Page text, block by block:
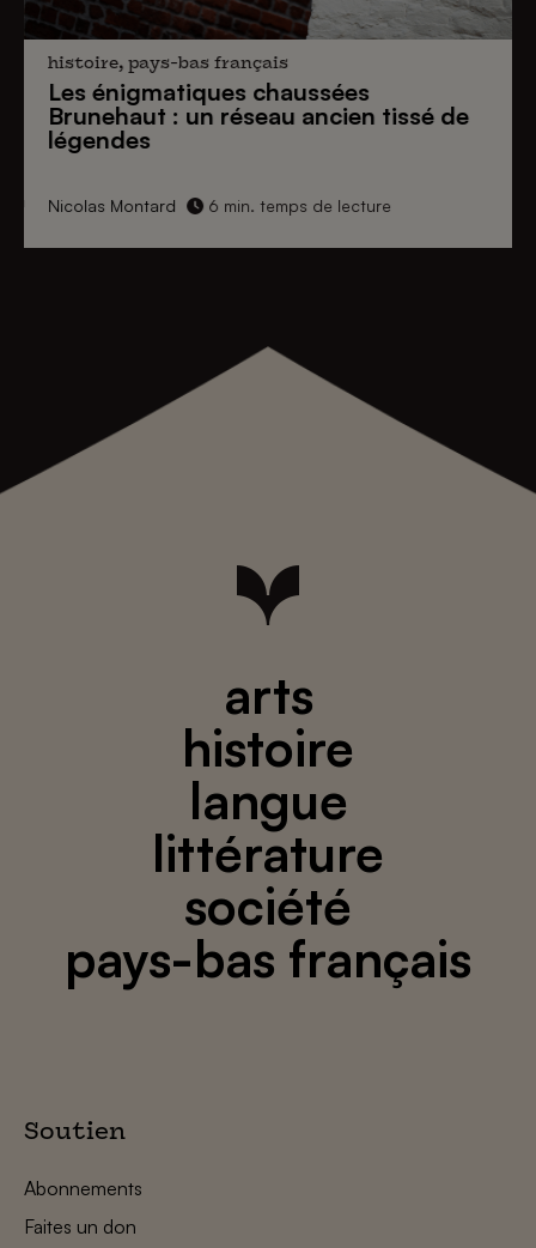
histoire, pays-bas français
Les énigmatiques chaussées
Brunehaut : un réseau ancien tissé de
légendes
Nicolas Montard 6 min. temps de lecture
arts
histoire
langue
littérature
société
pays-bas français
Soutien
Abonnements
Faites un don